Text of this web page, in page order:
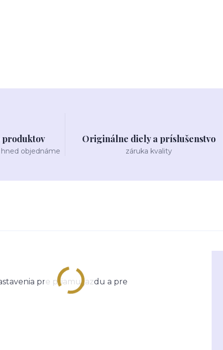
produktov
objednáme
Originálne diely a príslušenstvo
záruka kvality
pre priamu jazdu a pre